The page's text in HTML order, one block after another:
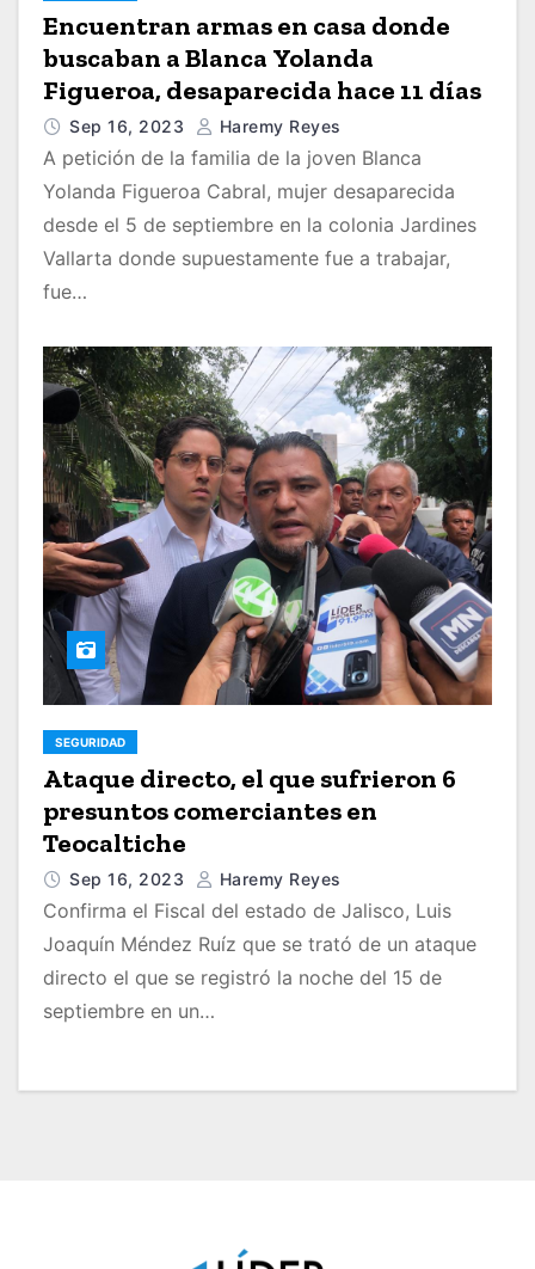
Encuentran armas en casa donde
buscaban a Blanca Yolanda
Figueroa, desaparecida hace 11 días
Sep 16, 2023 Haremy Reyes
A petición de la familia de la joven Blanca
Yolanda Figueroa Cabral, mujer desaparecida
desde el 5 de septiembre en la colonia Jardines
Vallarta donde supuestamente fue a trabajar,
fue…
SEGURIDAD
Ataque directo, el que sufrieron 6
presuntos comerciantes en
Teocaltiche
Sep 16, 2023 Haremy Reyes
Confirma el Fiscal del estado de Jalisco, Luis
Joaquín Méndez Ruíz que se trató de un ataque
directo el que se registró la noche del 15 de
septiembre en un…